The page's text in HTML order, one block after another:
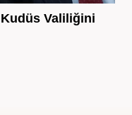
Valiliğini